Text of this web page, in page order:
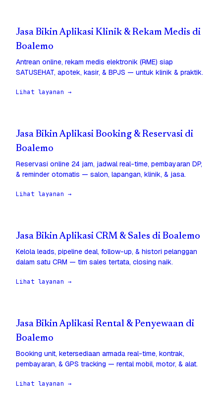
Jasa Bikin Aplikasi Klinik & Rekam Medis di
Boalemo
Antrean online, rekam medis elektronik (RME) siap
SATUSEHAT, apotek, kasir, & BPJS — untuk klinik & praktik.
Lihat layanan →
Jasa Bikin Aplikasi Booking & Reservasi di
Boalemo
Reservasi online 24 jam, jadwal real-time, pembayaran DP,
& reminder otomatis — salon, lapangan, klinik, & jasa.
Lihat layanan →
Jasa Bikin Aplikasi CRM & Sales di Boalemo
Kelola leads, pipeline deal, follow-up, & histori pelanggan
dalam satu CRM — tim sales tertata, closing naik.
Lihat layanan →
Jasa Bikin Aplikasi Rental & Penyewaan di
Boalemo
Booking unit, ketersediaan armada real-time, kontrak,
pembayaran, & GPS tracking — rental mobil, motor, & alat.
Lihat layanan →